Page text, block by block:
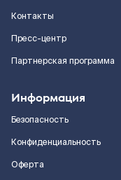
Контакты
Пресс-центр
Партнерская программа
Информация
Безопасность
Конфиденциальность
Оферта